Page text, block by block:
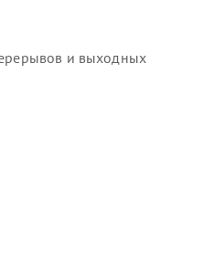
и выходных